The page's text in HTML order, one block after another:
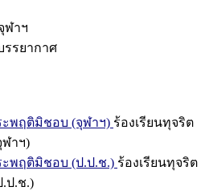
ฬาฯ
รรยากาศ
ะพฤติมิชอบ (จุฬาฯ) ร้องเรียนทุจริต
าฯ)
ะพฤติมิชอบ (ป.ป.ช.) ร้องเรียนทุจริต
ป.ช.)